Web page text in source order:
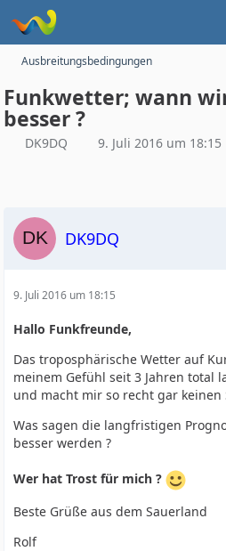
Ausbreitungsbedingungen
Funkwetter; wann
besser ?
DK9DQ 9. Juli 2016 um 18:15
DK9DQ
9. Juli 2016 um 18:15
Hallo Funkfreunde,
Das troposphärische Wetter auf
meinem Gefühl seit 3 Jahren total
und macht mir so recht gar keinen
Was sagen die langfristigen
besser werden ?
Wer hat Trost für mich ?
Beste Grüße aus dem Sauerland
Rolf